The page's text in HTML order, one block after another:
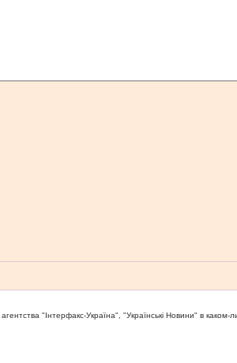
"Iнтерфакс-Україна", "Українськi Новини" в каком-